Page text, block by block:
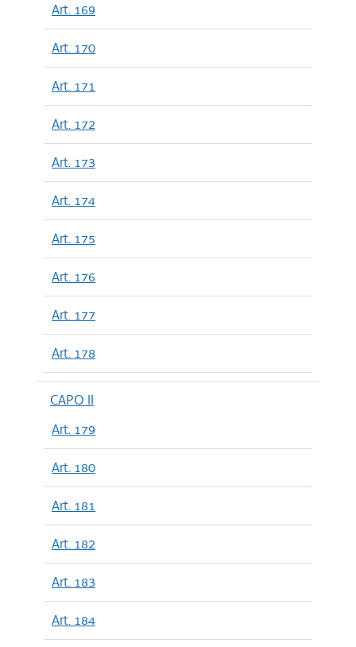
Art. 169
Art. 170
Art. 171
Art. 172
Art. 173
Art. 174
Art. 175
Art. 176
Art. 177
Art. 178
CAPO II
Art. 179
Art. 180
Art. 181
Art. 182
Art. 183
Art. 184